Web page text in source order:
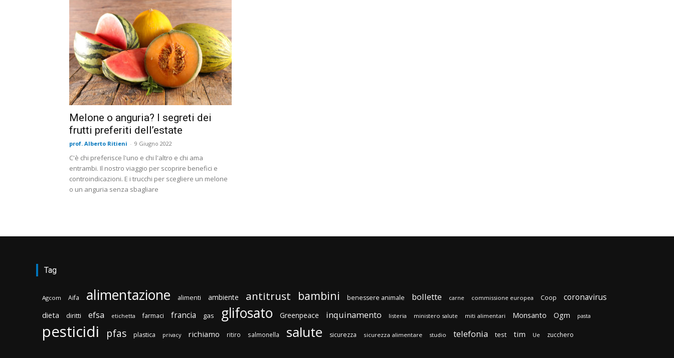
Melone o anguria? I segreti dei
frutti preferiti dell’estate
prof. Alberto Ritieni - 9 Giugno 2022
C'è chi preferisce l'uno e chi l'altro e chi ama
entrambi. Il nostro viaggio per scoprire benefici e
controindicazioni. E i trucchi per scegliere un melone
o un anguria senza sbagliare
Tag
Agcom Aifa alimentazione alimenti ambiente antitrust bambini benessere animale bollette carne commissione europea Coop coronavirus
dieta diritti efsa etichetta farmaci francia gas glifosato Greenpeace inquinamento listeria ministero salute miti alimentari Monsanto Ogm pasta
pesticidi pfas plastica privacy richiamo ritiro salmonella salute sicurezza sicurezza alimentare studio telefonia test tim Ue zucchero